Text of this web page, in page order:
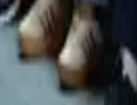
örnek gösteren Camcı,
yapılan yatırımın “0
sorunların başında
toplum üzerinde bir
üzerine çalışma
bir karakterle